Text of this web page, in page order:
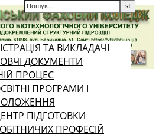
ТА ВИКЛАДАЧІ
ДОКУМЕНТИ
ПРОЦЕС
ПРОГРАМИ І
ПІДГОТОВКИ
ПРОФЕСІЙ